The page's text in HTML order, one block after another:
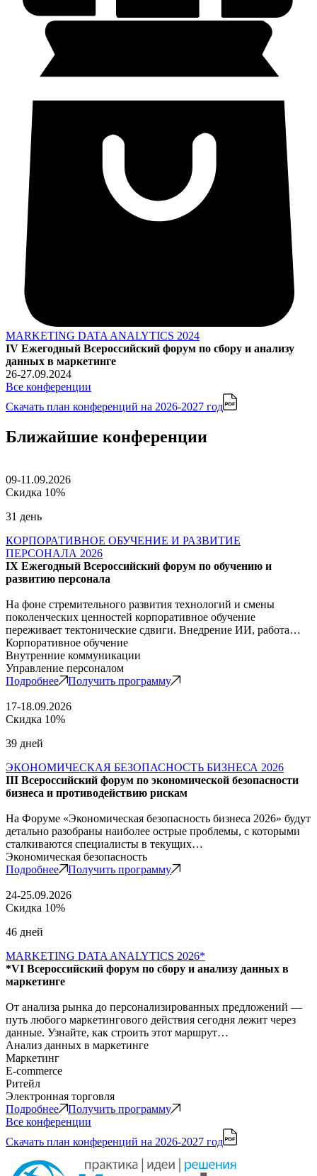
MARKETING DATA ANALYTICS 2024
IV Ежегодный Всероссийский форум по сбору и анализу
данных в маркетинге
26-27.09.2024
Все конференции
Скачать план конференций на 2026-2027 год
Ближайшие конференции
09-11.09.2026
Скидка 10%
31 день
КОРПОРАТИВНОЕ ОБУЧЕНИЕ И РАЗВИТИЕ
ПЕРСОНАЛА 2026
IX Ежегодный Всероссийский форум по обучению и
развитию персонала
На фоне стремительного развития технологий и смены
поколенческих ценностей корпоративное обучение
переживает тектонические сдвиги. Внедрение ИИ, работа…
Корпоративное обучение
Внутренние коммуникации
Управление персоналом
Подробнее
Получить программу
17-18.09.2026
Скидка 10%
39 дней
ЭКОНОМИЧЕСКАЯ БЕЗОПАСНОСТЬ БИЗНЕСА 2026
III Всероссийский форум по экономической безопасности
бизнеса и противодействию рискам
На Форуме «Экономическая безопасность бизнеса 2026» будут
детально разобраны наиболее острые проблемы, с которыми
сталкиваются специалисты в текущих…
Экономическая безопасность
Подробнее
Получить программу
24-25.09.2026
Скидка 10%
46 дней
MARKETING DATA ANALYTICS 2026*
*VI Всероссийский форум по сбору и анализу данных в
маркетинге
От анализа рынка до персонализированных предложений —
путь любого маркетингового действия сегодня лежит через
данные. Узнайте, как строить этот маршрут…
Анализ данных в маркетинге
Маркетинг
E-commerce
Ритейл
Электронная торговля
Подробнее
Получить программу
Все конференции
Скачать план конференций на 2026-2027 год